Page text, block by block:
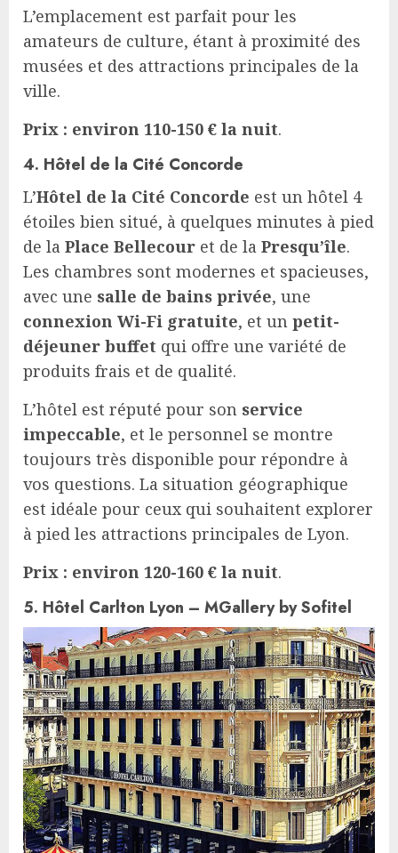
L’emplacement est parfait pour les
amateurs de culture, étant à proximité des
musées et des attractions principales de la
ville.
Prix : environ 110-150 € la nuit.
4. Hôtel de la Cité Concorde
L’Hôtel de la Cité Concorde est un hôtel 4
étoiles bien situé, à quelques minutes à pied
de la Place Bellecour et de la Presqu’île.
Les chambres sont modernes et spacieuses,
avec une salle de bains privée, une
connexion Wi-Fi gratuite, et un petit-
déjeuner buffet qui offre une variété de
produits frais et de qualité.
L’hôtel est réputé pour son service
impeccable, et le personnel se montre
toujours très disponible pour répondre à
vos questions. La situation géographique
est idéale pour ceux qui souhaitent explorer
à pied les attractions principales de Lyon.
Prix : environ 120-160 € la nuit.
5. Hôtel Carlton Lyon – MGallery by Sofitel